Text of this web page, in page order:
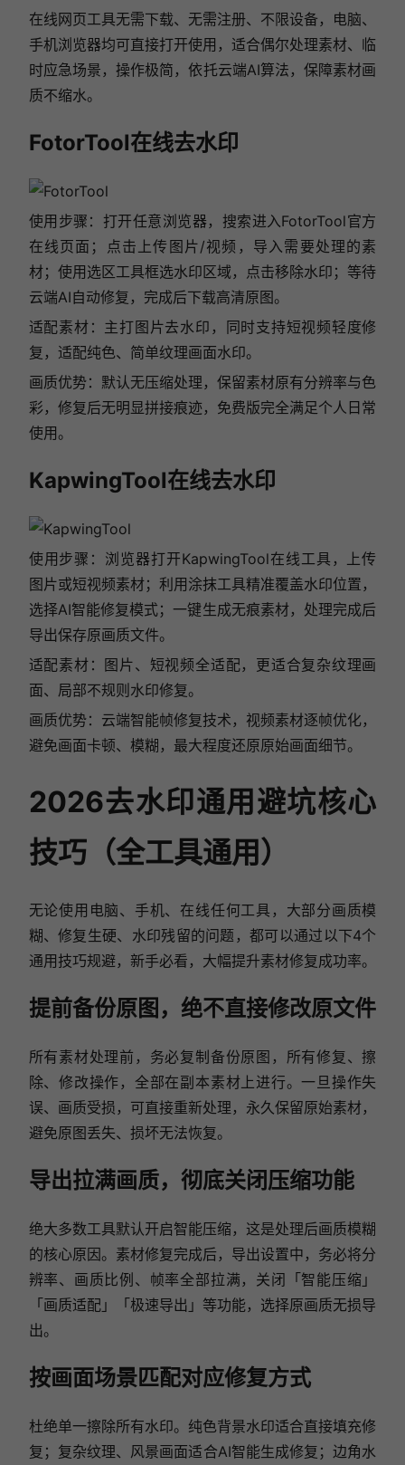
在线网页工具无需下载、无需注册、不限设备，电脑、
手机浏览器均可直接打开使用，适合偶尔处理素材、临
时应急场景，操作极简，依托云端AI算法，保障素材画
质不缩水。
FotorTool在线去水印
使用步骤：打开任意浏览器，搜索进入FotorTool官方
在线页面；点击上传图片/视频，导入需要处理的素
材；使用选区工具框选水印区域，点击移除水印；等待
云端AI自动修复，完成后下载高清原图。
适配素材：主打图片去水印，同时支持短视频轻度修
复，适配纯色、简单纹理画面水印。
画质优势：默认无压缩处理，保留素材原有分辨率与色
彩，修复后无明显拼接痕迹，免费版完全满足个人日常
使用。
KapwingTool在线去水印
使用步骤：浏览器打开KapwingTool在线工具，上传
图片或短视频素材；利用涂抹工具精准覆盖水印位置，
选择AI智能修复模式；一键生成无痕素材，处理完成后
导出保存原画质文件。
适配素材：图片、短视频全适配，更适合复杂纹理画
面、局部不规则水印修复。
画质优势：云端智能帧修复技术，视频素材逐帧优化，
避免画面卡顿、模糊，最大程度还原原始画面细节。
2026去水印通用避坑核心
技巧（全工具通用）
无论使用电脑、手机、在线任何工具，大部分画质模
糊、修复生硬、水印残留的问题，都可以通过以下4个
通用技巧规避，新手必看，大幅提升素材修复成功率。
提前备份原图，绝不直接修改原文件
所有素材处理前，务必复制备份原图，所有修复、擦
除、修改操作，全部在副本素材上进行。一旦操作失
误、画质受损，可直接重新处理，永久保留原始素材，
避免原图丢失、损坏无法恢复。
导出拉满画质，彻底关闭压缩功能
绝大多数工具默认开启智能压缩，这是处理后画质模糊
的核心原因。素材修复完成后，导出设置中，务必将分
辨率、画质比例、帧率全部拉满，关闭「智能压缩」
「画质适配」「极速导出」等功能，选择原画质无损导
出。
按画面场景匹配对应修复方式
杜绝单一擦除所有水印。纯色背景水印适合直接填充修
复；复杂纹理、风景画面适合AI智能生成修复；边角水